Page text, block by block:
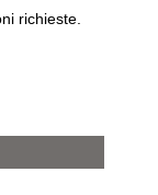
richieste.